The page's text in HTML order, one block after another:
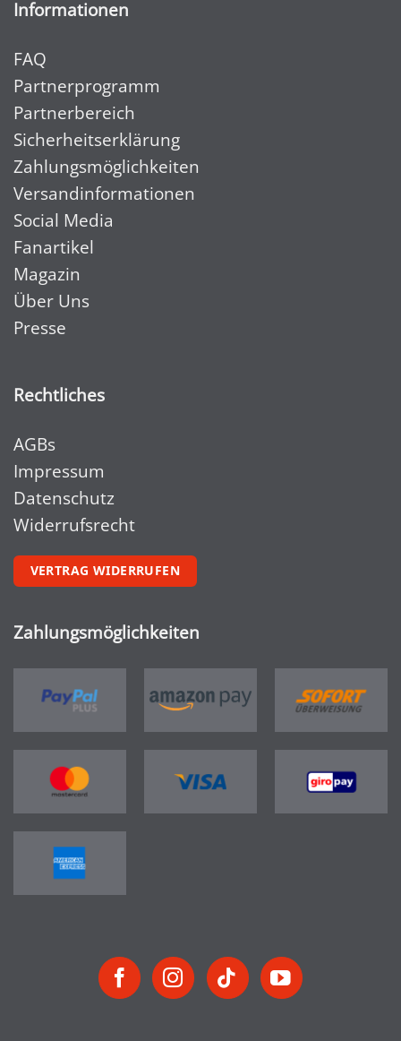
Informationen
FAQ
Partnerprogramm
Partnerbereich
Sicherheitserklärung
Zahlungsmöglichkeiten
Versandinformationen
Social Media
Fanartikel
Magazin
Über Uns
Presse
Rechtliches
AGBs
Impressum
Datenschutz
Widerrufsrecht
VERTRAG WIDERRUFEN
Zahlungsmöglichkeiten